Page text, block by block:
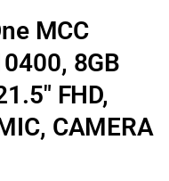
MCC
8GB
FHD,
CAMERA